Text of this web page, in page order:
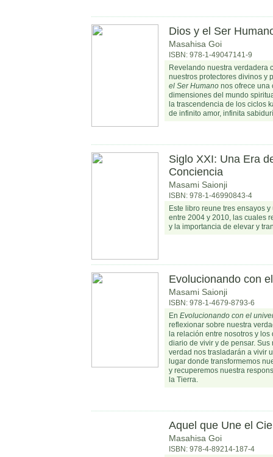
Dios y el Ser
Masahisa Goi
ISBN: 978-1-49047141-9
Revelando nuestra verdadera
nuestros protectores divinos y
el Ser Humano nos ofrece una
dimensiones del mundo
la trascendencia de los ciclos
de infinito amor, infinita
Siglo XXI: Una Era
Conciencia
Masami Saionji
ISBN: 978-1-46990843-4
Este libro reune tres ensayos
entre 2004 y 2010, las cuales
y la importancia de elevar y
Evolucionando con
Masami Saionji
ISBN: 978-1-4679-8793-6
En Evolucionando con el
reflexionar sobre nuestra
la relación entre nosotros y
diario de vivir y de pensar.
verdad nos trasladarán a vivir
lugar donde transformemos
y recuperemos nuestra
la Tierra.
Aquel que Une el
Masahisa Goi
ISBN: 978-4-89214-187-4